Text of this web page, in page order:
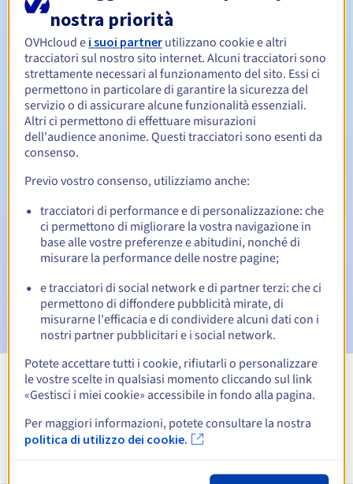
Periodo di rinnovo Da 1 a 10 anni
Redemption period 30 giorni
Notifiche automatiche:
scadenza
Email il giorno della scadenzaper notificare la
sospensione del nome di dominio
Email dopo il Redemption Grace Periodper notificare la
cancellazione del nome di dominio
Visualizza tutte le estensioni
Informazioni su .univ.sn
nostra priorità
OVHcloud e i suoi partner utilizzano cookie e altri
tracciatori sul nostro sito internet. Alcuni tracciatori sono
strettamente necessari al funzionamento del sito. Essi ci
permettono in particolare di garantire la sicurezza del
servizio o di assicurare alcune funzionalità essenziali.
Altri ci permettono di effettuare misurazioni
dell'audience anonime. Questi tracciatori sono esenti da
consenso.
Previo vostro consenso, utilizziamo anche:
tracciatori di performance e di personalizzazione: che
ci permettono di migliorare la vostra navigazione in
base alle vostre preferenze e abitudini, nonché di
misurare la performance delle nostre pagine;
e tracciatori di social network e di partner terzi: che ci
permettono di diffondere pubblicità mirate, di
misurarne l'efficacia e di condividere alcuni dati con i
nostri partner pubblicitari e i social network.
Potete accettare tutti i cookie, rifiutarli o personalizzare
le vostre scelte in qualsiasi momento cliccando sul link
«Gestisci i miei cookie» accessibile in fondo alla pagina.
Per maggiori informazioni, potete consultare la nostra
politica di utilizzo dei cookie.